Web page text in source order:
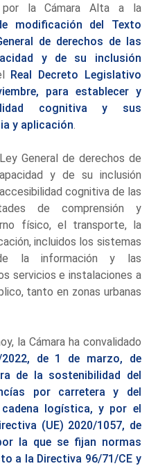
por la Cámara Alta a la
modificación del Texto
de derechos de las
y de su inclusión
Real Decreto Legislativo
para establecer y
cognitiva y sus
y aplicación
General de derechos de
y de su inclusión
cognitiva de las
de comprensión y
físico, el transporte, la
incluidos los sistemas
la información y las
servicios e instalaciones a
tanto en zonas urbanas
la Cámara ha convalidado
2022, de 1 de marzo, de
de la sostenibilidad del
por carretera y del
logística, y por el
(UE) 2020/1057, de
la que se fijan normas
a la Directiva 96/71/CE y